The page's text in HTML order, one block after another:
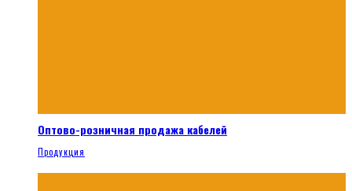
Оптово-розничная продажа кабелей
Продукция